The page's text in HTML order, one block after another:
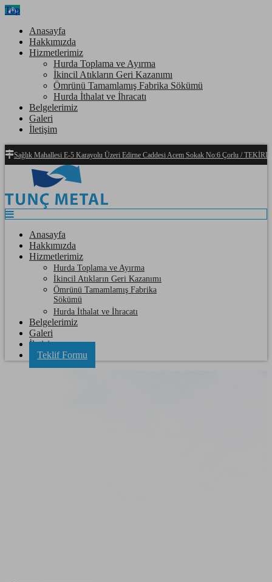
Top
Anasayfa
Hakkımızda
Hizmetlerimiz
Hurda Toplama ve Ayırma
İkincil Atıkların Geri Kazanımı
Ömrünü Tamamlamış Fabrika Sökümü
Hurda İthalat ve İhracatı
Belgelerimiz
Galeri
İletişim
Sağlık Mahallesi E-5 Karayolu Üzeri Edirne Caddesi Acem Sokak No:6 Çorlu /
Anasayfa
Hakkımızda
Hizmetlerimiz
Hurda Toplama ve Ayırma
İkincil Atıkların Geri Kazanımı
Ömrünü Tamamlamış Fabrika
Sökümü
Hurda İthalat ve İhracatı
Belgelerimiz
Galeri
İletişim
Teklif Formu